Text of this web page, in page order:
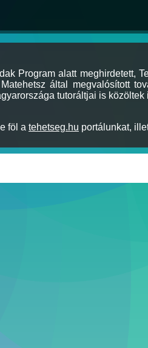
Program alatt meghirdetett,
által megvalósított
tutoráltjai is
föl a tehetseg.hu portálunkat,